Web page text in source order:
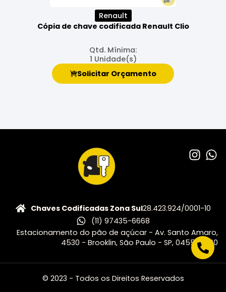
Renault
Cópia de chave codificada Renault Clio
Qtd. Mínima:
1 Unidade(s)
Solicitar Orçamento
Chaves Codificadas Zona Sul28.423.924/0001-10
(11) 97435-6668
Estacionamento do pão de açúcar - Av. Santo Amaro,
4530 - Brooklin, São Paulo - SP, 04556-500
© 2023 - Todos os Direitos Reservados